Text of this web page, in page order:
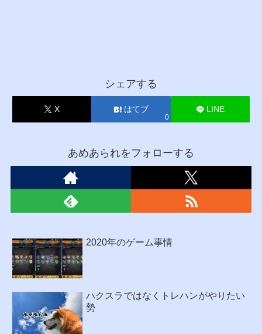
シェアする
X はてブ
0
LINE
あめあられをフォローする
2020年のゲーム事情
ハクスラではなくトレハンがやりたい
勢